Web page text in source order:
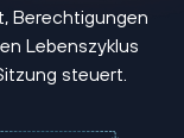
Berechtigungen
Lebenszyklus
steuert.